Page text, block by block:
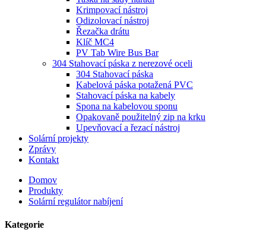
Krimpovací nástroj
Odizolovací nástroj
Řezačka drátu
Klíč MC4
PV Tab Wire Bus Bar
304 Stahovací páska z nerezové oceli
304 Stahovací páska
Kabelová páska potažená PVC
Stahovací páska na kabely
Spona na kabelovou sponu
Opakovaně použitelný zip na krku
Upevňovací a řezací nástroj
Solární projekty
Zprávy
Kontakt
Domov
Produkty
Solární regulátor nabíjení
Kategorie